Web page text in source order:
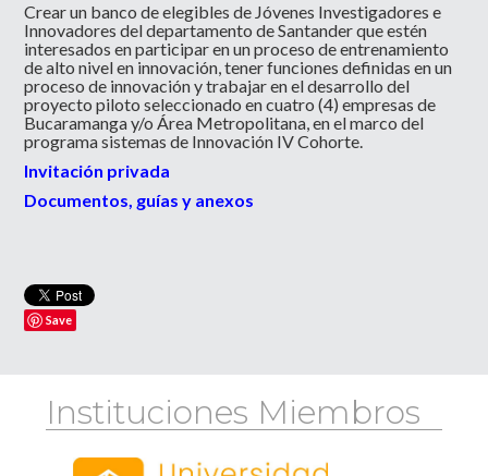
Crear un banco de elegibles de Jóvenes Investigadores e
Innovadores del departamento de Santander que estén
interesados en participar en un proceso de entrenamiento
de alto nivel en innovación, tener funciones definidas en un
proceso de innovación y trabajar en el desarrollo del
proyecto piloto seleccionado en cuatro (4) empresas de
Bucaramanga y/o Área Metropolitana, en el marco del
programa sistemas de Innovación IV Cohorte.
Invitación privada
Documentos, guías y anexos
Save
Instituciones Miembros